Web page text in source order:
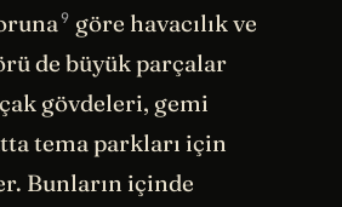
9 göre havacılık ve
de büyük parçalar
gövdeleri, gemi
tema parkları için
Bunların içinde